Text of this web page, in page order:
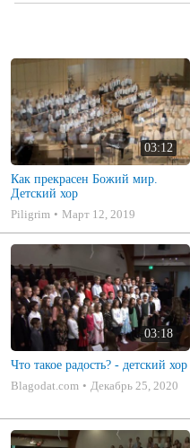
03:12
Как прекрасен Божий мир.
Детский хор
Piligrim
Март 12, 2019
03:18
Что такое радость? - детский хор
Blagodat.com
Декабрь 25, 2020